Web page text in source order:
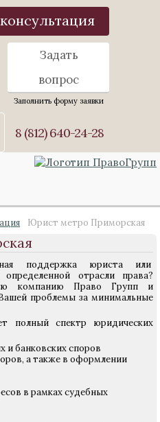
Задать
вопрос
Заполнить форму заявки
8 (812) 640-24-28
Юрист метро Приморская
поддержка юриста или
отрасли права?
компанию Право Групп и
проблемы за минимальные
полный спектр юридических
и банковских споров
а также в оформлении
в рамках судебных